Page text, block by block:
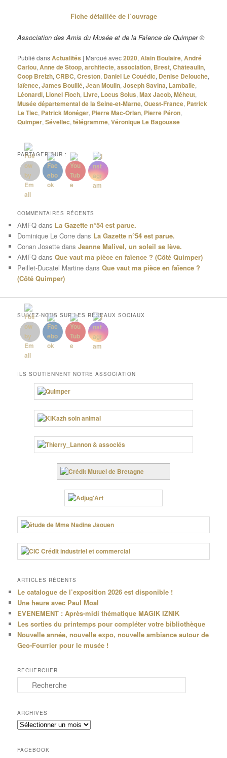
Fiche détaillée de l’ouvrage
Association des Amis du Musée et de la Faïence de Quimper ©
Publié dansActualités | Marqué avec2020,Alain Boulaire,André
Cariou,Anne de Stoop,architecte,association, Brest,Châteaulin,
Coop Breizh,CRBC,Creston, Daniel Le Couédic, Denise Delouche,
faïence,James Bouillé,Jean Moulin,Joseph Savina, Lamballe,
Léonardi, Lionel Floch, Livre, Locus Solus,Max Jacob,Méheut,
Musée départemental de la Seine-et-Marne,Ouest-France, Patrick
Le Tiec, Patrick Monéger, Pierre Mac-Orlan, Pierre Péron,
Quimper,Sévellec,télégramme,Véronique Le Bagousse
PARTAGER SUR :
COMMENTAIRES RÉCENTS
AMFQ dans La Gazette n°54 est parue.
Dominique Le Corre dans La Gazette n°54 est parue.
Conan Josette dansJeanne Malivel, un soleil se lève.
AMFQ dansQue vaut ma pièce en faïence ? (Côté Quimper)
Peillet-Ducatel Martine dansQue vaut ma pièce en faïence ?
(Côté Quimper)
SUIVEZ-NOUS SUR LES RÉSEAUX SOCIAUX
ILS SOUTIENNENT NOTRE ASSOCIATION
ARTICLES RÉCENTS
Le catalogue de l’exposition 2026 est disponible !
Une heure avec Paul Moal
EVENEMENT : Après-midi thématique MAGIK IZNIK
Les sorties du printemps pour compléter votre bibliothèque
Nouvelle année, nouvelle expo, nouvelle ambiance autour de
Geo-Fourrier pour le musée !
RECHERCHER
e
h
e
r
h
ARCHIVES
Archives
FACEBOOK